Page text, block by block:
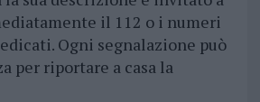
il 112 o i numeri
Ogni segnalazione può
per riportare a casa la